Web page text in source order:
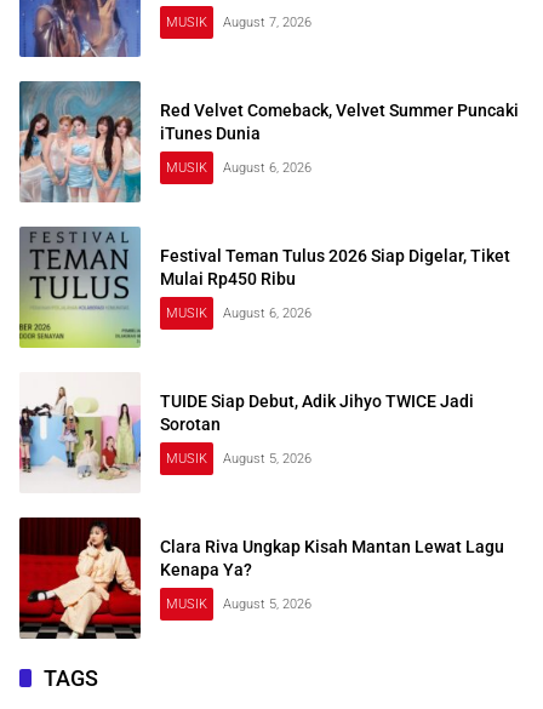
MUSIK August 7, 2026
Red Velvet Comeback, Velvet Summer Puncaki
iTunes Dunia
MUSIK August 6, 2026
Festival Teman Tulus 2026 Siap Digelar, Tiket
Mulai Rp450 Ribu
MUSIK August 6, 2026
TUIDE Siap Debut, Adik Jihyo TWICE Jadi
Sorotan
MUSIK August 5, 2026
Clara Riva Ungkap Kisah Mantan Lewat Lagu
Kenapa Ya?
MUSIK August 5, 2026
TAGS